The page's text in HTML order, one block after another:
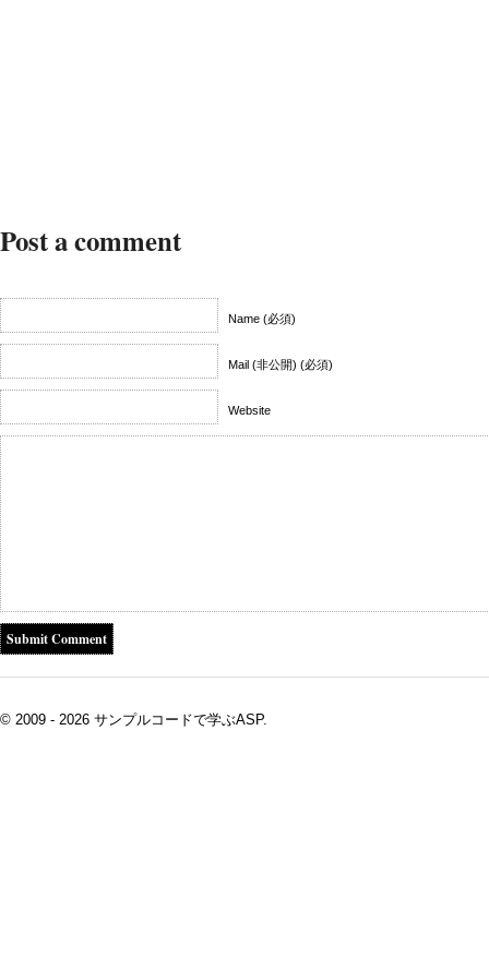
Post a comment
Name (必須)
Mail (非公開) (必須)
Website
© 2009 - 2026 サンプルコードで学ぶASP.